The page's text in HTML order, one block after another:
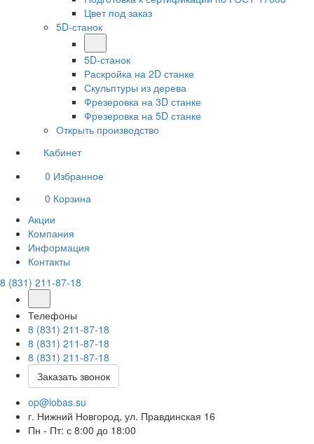
Цвет под заказ
5D-станок
5D-станок
Раскройка на 2D станке
Скульптуры из дерева
Фрезеровка на 3D станке
Фрезеровка на 5D станке
Открыть производство
Кабинет
0 Избранное
0 Корзина
Акции
Компания
Информация
Контакты
8 (831) 211-87-18
Телефоны
8 (831) 211-87-18
8 (831) 211-87-18
8 (831) 211-87-18
Заказать звонок
op@lobas.su
г. Нижний Новгород, ул. Правдинская 16
Пн - Пт: с 8:00 до 18:00